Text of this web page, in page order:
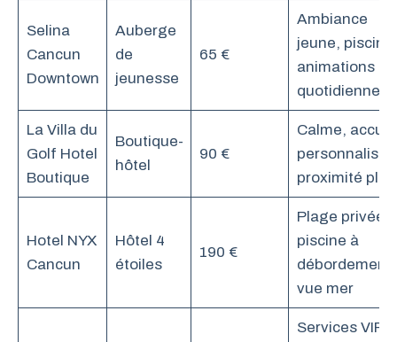
Selina
Cancun
Downtown
Auberge
de
jeunesse
65 €
Ambiance
jeune, piscine,
animations
quotidiennes
La Villa du
Golf Hotel
Boutique
Boutique-
hôtel
90 €
Calme,
personnalisé,
proximité
Hotel NYX
Cancun
Hôtel 4
étoiles
190 €
Plage privée,
piscine à
débordement,
vue mer
Services VIP,